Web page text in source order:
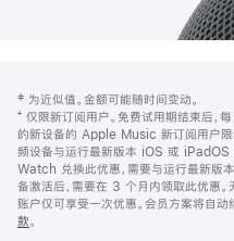
页
页
脚
注
‡ 为近似值。金额可能随时间变动。
⁺ 仅限新订阅用户。免费试用期结束后，
的新设备的 Apple Music 新订阅用户限
频设备与运行最新版本 iOS 或
Watch 兑换此优惠，需要与运行最新版
备激活后，需要在 3 个月内领取此优惠
账户仅可享受一次优惠。会员方案将自动
款。